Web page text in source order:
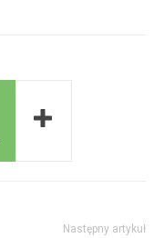
Następny artykuł